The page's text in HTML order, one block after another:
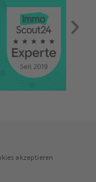
akzeptieren